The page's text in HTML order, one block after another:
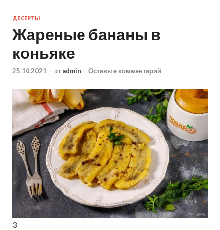
ДЕСЕРТЫ
Жареные бананы в
коньяке
25.10.2021 - от admin - Оставьте комментарий
3